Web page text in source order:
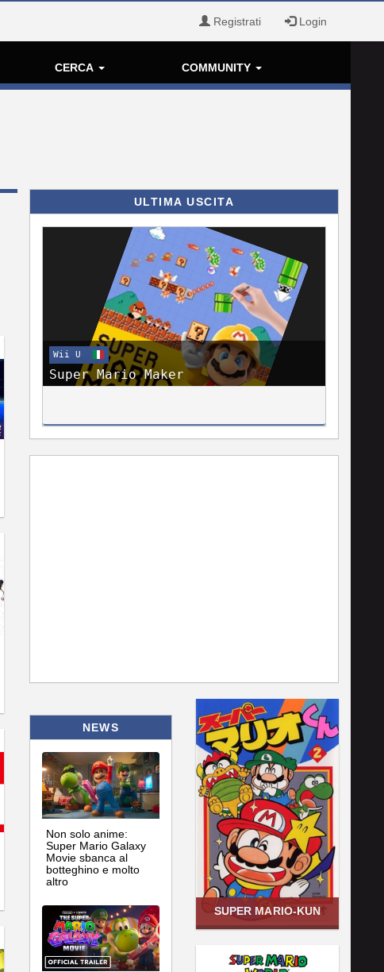
Registrati Login
CERCA COMMUNITY
ULTIMA USCITA
Wii U
Super Mario Maker
NEWS
Non solo anime:
Super Mario Galaxy
Movie sbanca al
botteghino e molto
altro
SUPER MARIO-KUN